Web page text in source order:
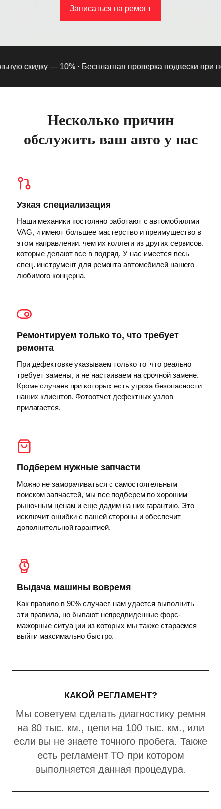
Записаться на ремонт
скидку — 10% ·Бесплатная проверка подвески при
Несколько причин
обслужить ваш авто у нас
Узкая специализация
Наши механики постоянно работают с автомобилями
VAG, и имеют большее мастерство и преимущество в
этом направлении, чем их коллеги из других сервисов,
которые делают все в подряд. У нас имеется весь
спец. инструмент для ремонта автомобилей нашего
любимого концерна.
Ремонтируем только то, что требует
ремонта
При дефектовке указываем только то, что реально
требует замены, и не настаиваем на срочной замене.
Кроме случаев при которых есть угроза безопасности
наших клиентов. Фотоотчет дефектных узлов
прилагается.
Подберем нужные запчасти
Можно не заморачиваться с самостоятельным
поиском запчастей, мы все подберем по хорошим
рыночным ценам и еще дадим на них гарантию. Это
исключит ошибки с вашей стороны и обеспечит
дополнительной гарантией.
Выдача машины вовремя
Как правило в 90% случаев нам удается выполнить
эти правила, но бывают непредвиденные форс-
мажорные ситуации из которых мы также стараемся
выйти максимально быстро.
КАКОЙ РЕГЛАМЕНТ?
Мы советуем сделать диагностику ремня
на 80 тыс. км., цепи на 100 тыс. км., или
если вы не знаете точного пробега. Также
есть регламент ТО при котором
выполняется данная процедура.